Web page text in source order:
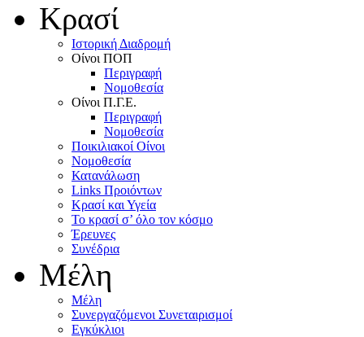
Κρασί
Iστορική Διαδρομή
Oίνοι ΠOΠ
Περιγραφή
Nομοθεσία
Oίνοι Π.Γ.E.
Περιγραφή
Νομοθεσία
Ποικιλιακοί Oίνοι
Nομοθεσία
Κατανάλωση
Links Προιόντων
Κρασί και Υγεία
To κρασί σ’ όλο τον κόσμο
Έρευνες
Συνέδρια
Μέλη
Mέλη
Συνεργαζόμενοι Συνεταιρισμοί
Εγκύκλιοι